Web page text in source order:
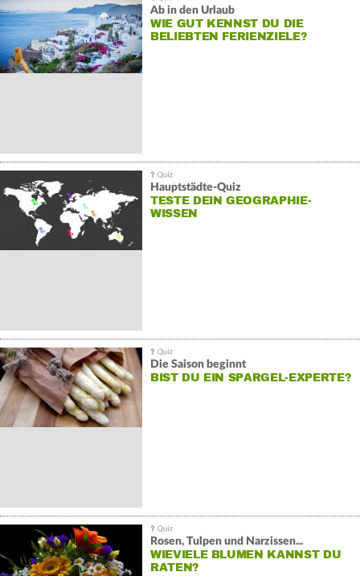
Ab in den Urlaub
WIE GUT KENNST DU DIE
BELIEBTEN FERIENZIELE?
Hauptstädte-Quiz
TESTE DEIN GEOGRAPHIE-
WISSEN
Die Saison beginnt
BIST DU EIN SPARGEL-EXPERTE?
Rosen, Tulpen und Narzissen...
WIEVIELE BLUMEN KANNST DU
RATEN?